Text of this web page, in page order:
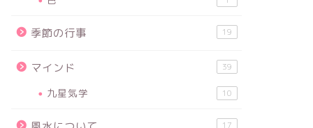
季節の行事 19
マインド 39
九星気学 10
17